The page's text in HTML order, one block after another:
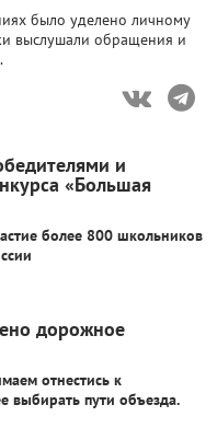
было уделено личному
выслушали обращения и
и
«Большая
более 800 школьников
дорожное
отнестись к
выбирать пути объезда.